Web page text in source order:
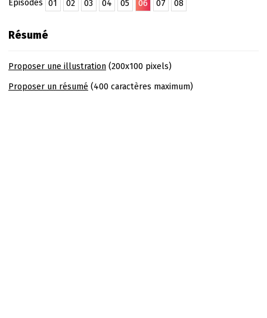
Épisodes
01 02 03 04 05 06 07 08
Résumé
Proposer une illustration(200x100 pixels)
Proposer un résumé (400 caractères maximum)